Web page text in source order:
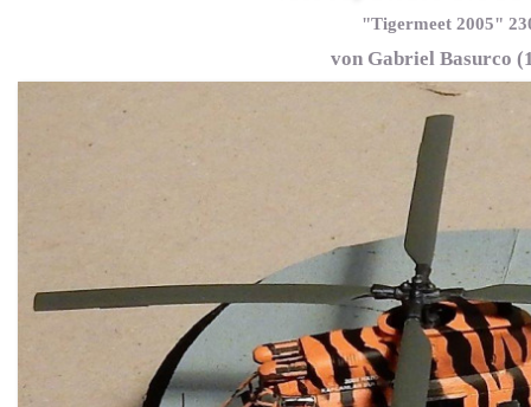
"Tigermeet 2005"
von Gabriel Basurco